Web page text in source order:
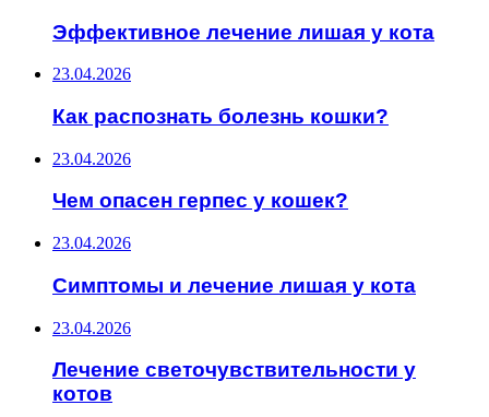
Эффективное лечение лишая у кота
23.04.2026
Как распознать болезнь кошки?
23.04.2026
Чем опасен герпес у кошек?
23.04.2026
Симптомы и лечение лишая у кота
23.04.2026
Лечение светочувствительности у
котов